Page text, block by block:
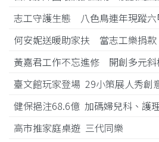
志工守護生態 八色鳥連年現蹤
何安妮送暖助家扶 當志工樂捐款
黃嘉君工作不忘進修 開創多元
臺文館玩家登場 29小策展人秀創
健保挹注68.6億 加碼婦兒科、護
高市推家庭桌遊 三代同樂